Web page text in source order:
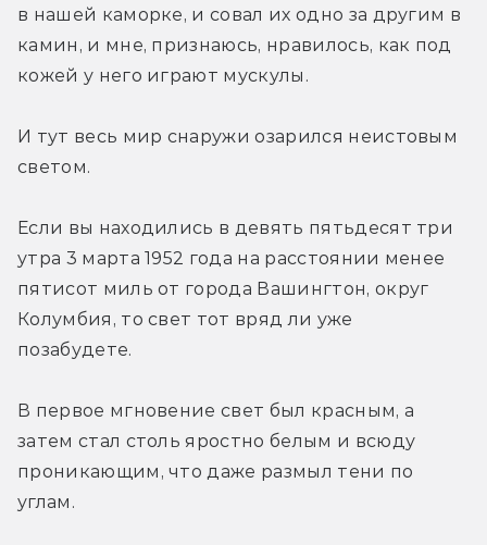
в нашей каморке, и совал их одно за другим в
камин, и мне, признаюсь, нравилось, как под
кожей у него играют мускулы.
И тут весь мир снаружи озарился неистовым
светом.
Если вы находились в девять пятьдесят три
утра 3 марта 1952 года на расстоянии менее
пятисот миль от города Вашингтон, округ
Колумбия, то свет тот вряд ли уже
позабудете.
В первое мгновение свет был красным, а
затем стал столь яростно белым и всюду
проникающим, что даже размыл тени по
углам.